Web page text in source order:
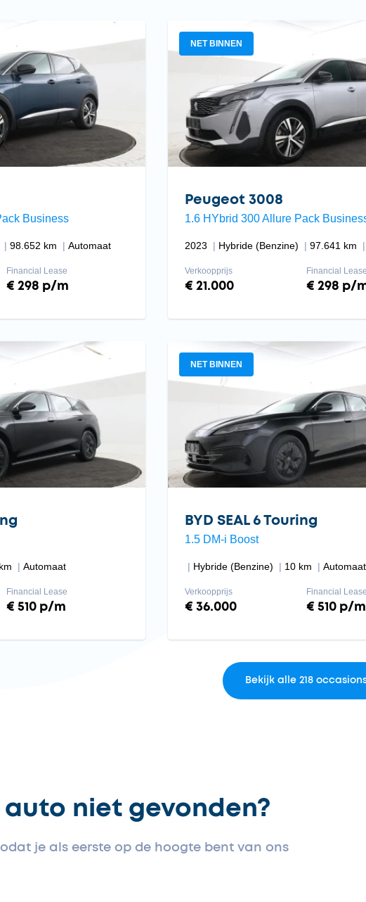
Business
98.652 km Automaat
Financial Lease
€ 298 p/m
NET BINNEN
Peugeot 3008
1.6 HYbrid 300 Allure Pack
2023 Hybride (Benzine) 97.641 km
Verkoopprijs
€ 21.000
Financial Lease
€ 298 p/
Automaat
Financial Lease
€ 510 p/m
NET BINNEN
BYD SEAL 6 Touring
1.5 DM-i Boost
Hybride (Benzine) 10 km Automaat
Verkoopprijs
€ 36.000
Financial Lease
€ 510 p/m
Bekijk alle 218
niet gevonden?
je als eerste op de hoogte bent van ons